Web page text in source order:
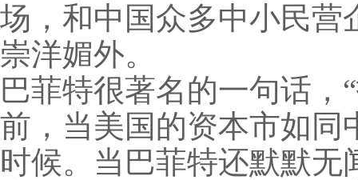
场，和中国众多中小民营
崇洋媚外。
巴菲特很著名的一句话，
前，当美国的资本市如同
时候。当巴菲特还默默